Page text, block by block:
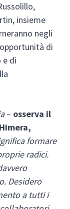
insieme
negli
di
e di
– osserva il
formare
radici.
Desidero
a tutti i